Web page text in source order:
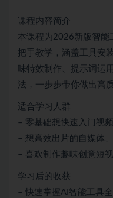
课程内容简介
本课程为2026新版智能
把手教学，涵盖工具安
味特效制作、提示词运
法，一步步带你做出高
适合学习人群
– 零基础想快速入门视
– 想高效出片的自媒体
– 喜欢制作趣味创意短
学习后的收获
– 快速掌握AI智能工具